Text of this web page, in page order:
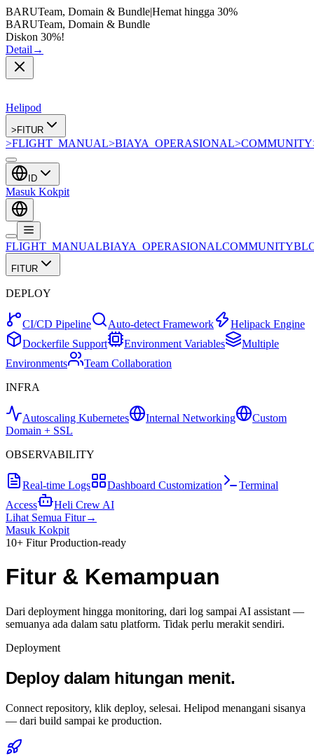
BARUTeam, Domain & Bundle|Hemat hingga 30%
BARUTeam, Domain & Bundle
Diskon 30%!
Detail →
Helipod
> FITUR
>FLIGHT_MANUAL>BIAYA_OPERASIONAL>COMMUNITY
ID
Masuk Kokpit
FLIGHT_MANUALBIAYA_OPERASIONALCOMMUNITY
FITUR
DEPLOY
CI/CD Pipeline Auto-detect Framework
Helipack Engine
Dockerfile Support
Environment Variables
Multiple
Environments
Team Collaboration
INFRA
Autoscaling Kubernetes Internal Networking
Custom
Domain + SSL
OBSERVABILITY
Real-time Logs Dashboard Customization
Terminal
Access
Heli Crew AI
Lihat Semua Fitur→
Masuk Kokpit
10+ Fitur Production-ready
Fitur & Kemampuan
Dari deployment hingga monitoring, dari log sampai AI assistant —
semuanya ada dalam satu platform. Tidak perlu merakit sendiri.
Deployment
Deploy dalam hitungan menit.
Connect repository, klik deploy, selesai. Helipod menangani sisanya
— dari build sampai ke production.